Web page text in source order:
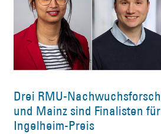
Drei RMU-
und Mainz sind Finalisten
Ingelheim-Preis